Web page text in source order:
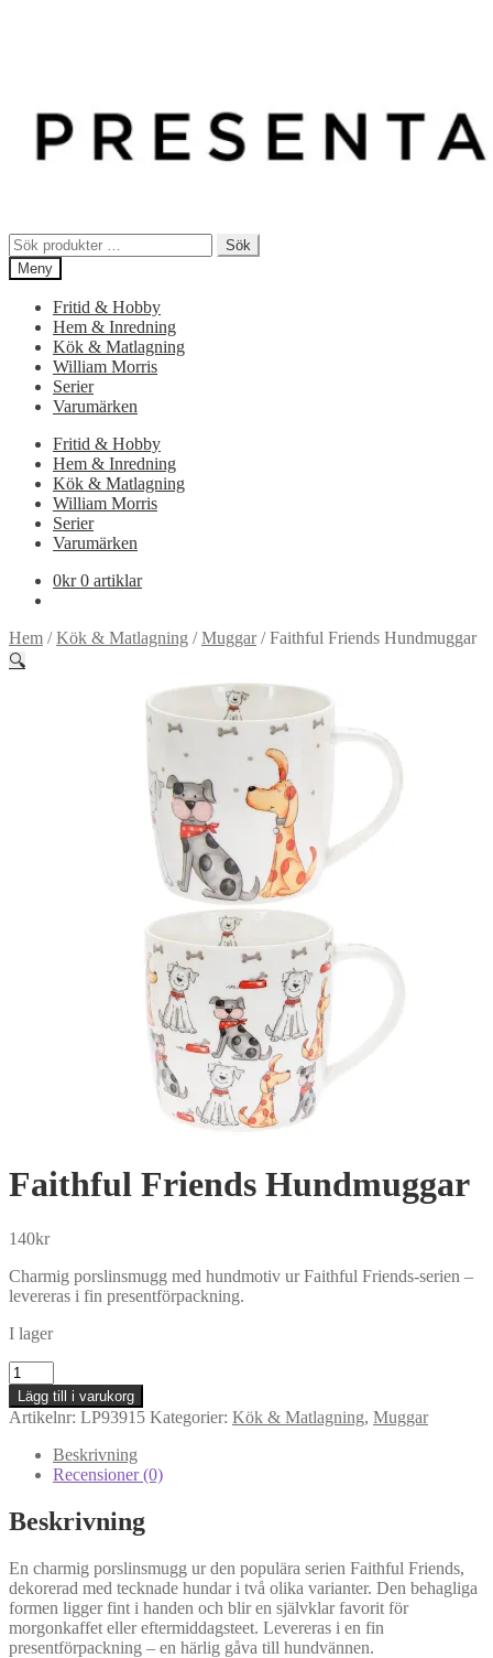
Sök
efter:
Sök
Meny
Fritid & Hobby
Hem & Inredning
Kök & Matlagning
William Morris
Serier
Varumärken
Fritid & Hobby
Hem & Inredning
Kök & Matlagning
William Morris
Serier
Varumärken
0kr 0 artiklar
Hem /Kök & Matlagning /Muggar/Faithful Friends Hundmuggar
🔍
Faithful Friends Hundmuggar
140kr
Charmig porslinsmugg med hundmotiv ur Faithful Friends-serien –
levereras i fin presentförpackning.
I lager
Faithful
Friends
Hundmuggar
mängd
Lägg till i varukorg
Artikelnr: LP93915 Kategorier: Kök & Matlagning, Muggar
Beskrivning
Recensioner (0)
Beskrivning
En charmig porslinsmugg ur den populära serien Faithful Friends,
dekorerad med tecknade hundar i två olika varianter. Den behagliga
formen ligger fint i handen och blir en självklar favorit för
morgonkaffet eller eftermiddagsteet. Levereras i en fin
presentförpackning – en härlig gåva till hundvännen.